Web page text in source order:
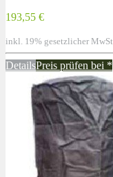
193,55 €
inkl. 19% gesetzlicher MwSt.
DetailsPreis prüfen bei *